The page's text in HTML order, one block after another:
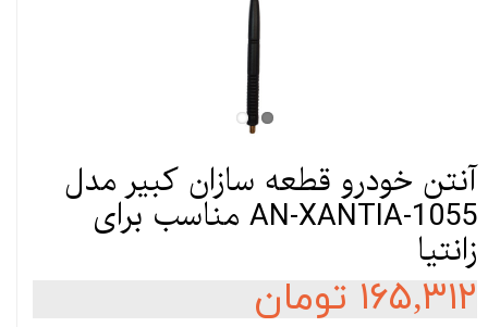
آنتن خودرو قطعه سازان کبیر مدل
AN-XANTIA-1055 مناسب برای
زانتیا
۱۶۵,۳۱۲ تومان